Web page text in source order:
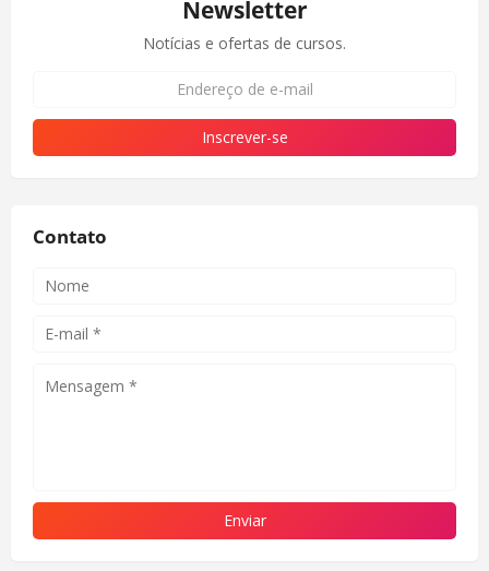
Newsletter
Notícias e ofertas de cursos.
Contato